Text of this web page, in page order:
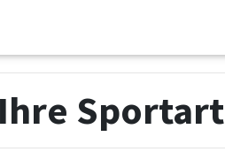
Sportart